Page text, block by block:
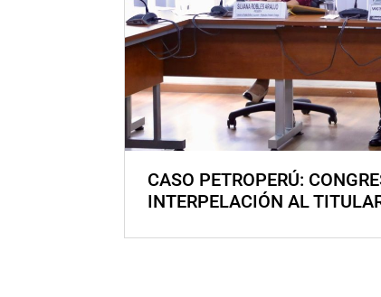
CASO PETROPERÚ:
INTERPELACIÓN AL